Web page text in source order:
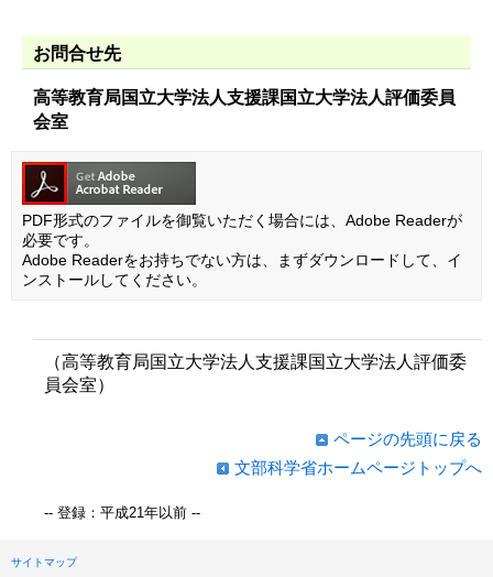
お問合せ先
高等教育局国立大学法人支援課国立大学法人評価委員
会室
PDF形式のファイルを御覧いただく場合には、Adobe Readerが
必要です。
Adobe Readerをお持ちでない方は、まずダウンロードして、イ
ンストールしてください。
（高等教育局国立大学法人支援課国立大学法人評価委
員会室）
ページの先頭に戻る
文部科学省ホームページトップへ
-- 登録：平成21年以前 --
サイトマップ